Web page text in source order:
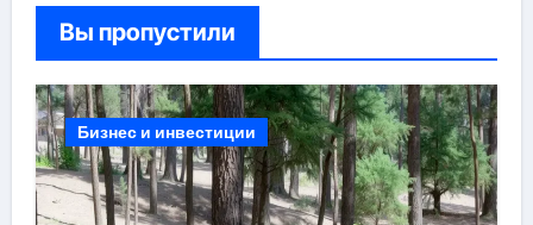
Вы пропустили
Бизнес и инвестиции